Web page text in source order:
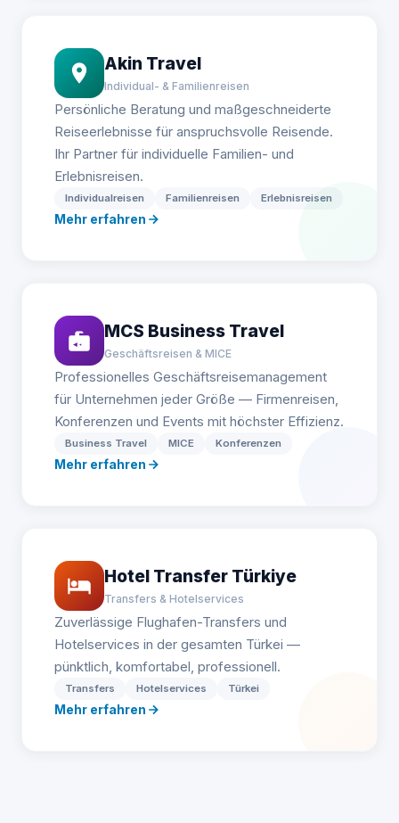
Akin Travel
Individual- & Familienreisen
Persönliche Beratung und maßgeschneiderte
Reiseerlebnisse für anspruchsvolle Reisende.
Ihr Partner für individuelle Familien- und
Erlebnisreisen.
Individualreisen Familienreisen Erlebnisreisen
Mehr erfahren
MCS Business Travel
Geschäftsreisen & MICE
Professionelles Geschäftsreisemanagement
für Unternehmen jeder Größe — Firmenreisen,
Konferenzen und Events mit höchster Effizienz.
Business Travel MICE Konferenzen
Mehr erfahren
Hotel Transfer Türkiye
Transfers & Hotelservices
Zuverlässige Flughafen-Transfers und
Hotelservices in der gesamten Türkei —
pünktlich, komfortabel, professionell.
Transfers Hotelservices Türkei
Mehr erfahren